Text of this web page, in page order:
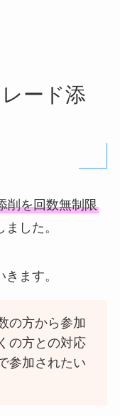
ード添
削を回数無制限
した。
ます。
の方から参加
の方との対応
参加されたい